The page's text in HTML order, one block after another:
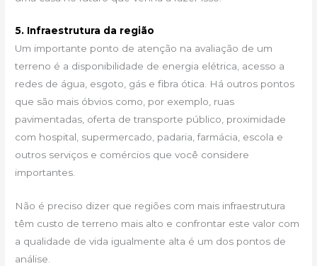
5. Infraestrutura da região
Um importante ponto de atenção na avaliação de um
terreno é a disponibilidade de energia elétrica, acesso a
redes de água, esgoto, gás e fibra ótica. Há outros pontos
que são mais óbvios como, por exemplo, ruas
pavimentadas, oferta de transporte público, proximidade
com hospital, supermercado, padaria, farmácia, escola e
outros serviços e comércios que você considere
importantes.
Não é preciso dizer que regiões com mais infraestrutura
têm custo de terreno mais alto e confrontar este valor com
a qualidade de vida igualmente alta é um dos pontos de
análise.